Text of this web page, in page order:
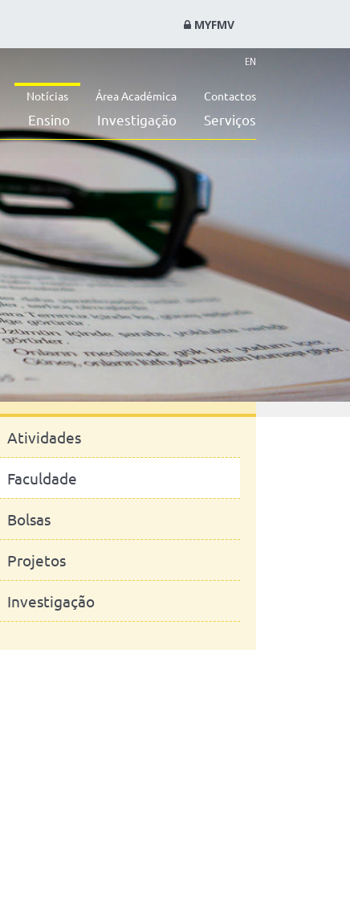
MYFMV
EN
Notícias Área Académica Contactos
Ensino Investigação Serviços
Notícias
Atividades
Faculdade
Bolsas
Projetos
Investigação